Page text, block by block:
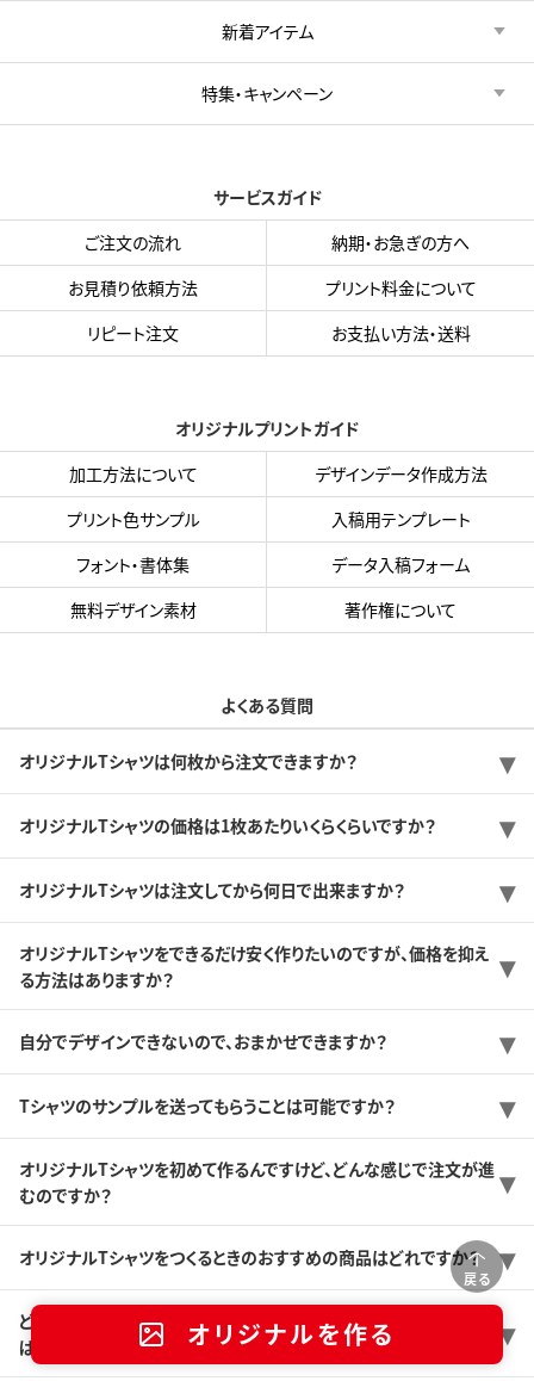
戻る
オリジナルを作る
新着アイテム
特集・キャンペーン
サービスガイド
ご注文の流れ
納期・お急ぎの方へ
お見積り依頼方法
プリント料金について
リピート注文
お支払い方法・送料
オリジナルプリントガイド
加工方法について
デザインデータ作成方法
プリント色サンプル
入稿用テンプレート
フォント・書体集
データ入稿フォーム
無料デザイン素材
著作権について
よくある質問
オリジナルTシャツは何枚から注文できますか？
オリジナルTシャツの価格は1枚あたりいくらくらいですか？
オリジナルTシャツは注文してから何日で出来ますか？
オリジナルTシャツをできるだけ安く作りたいのですが、価格を抑え
る方法はありますか？
自分でデザインできないので、おまかせできますか？
Tシャツのサンプルを送ってもらうことは可能ですか？
オリジナルTシャツを初めて作るんですけど、どんな感じで注文が進
むのですか？
オリジナルTシャツをつくるときのおすすめの商品はどれですか？
どんなプリント方法がありますか？また、どんなプリント方法を選べ
ば良いのか分かりません。